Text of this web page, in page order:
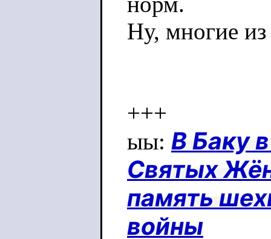
Ну, многие
+++
ыы: В Баку
Святых
память
войны